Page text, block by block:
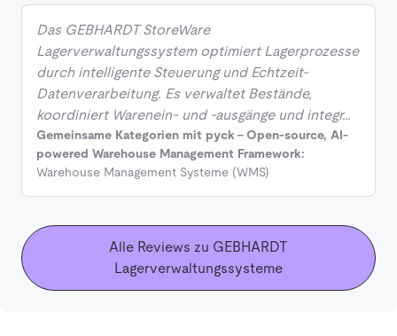
Das GEBHARDT StoreWare
Lagerverwaltungssystem optimiert Lagerprozesse
durch intelligente Steuerung und Echtzeit-
Datenverarbeitung. Es verwaltet Bestände,
koordiniert Warenein- und -ausgänge und integr…
Gemeinsame Kategorien mit pyck - Open-source, AI-
powered Warehouse Management Framework:
Warehouse Management Systeme (WMS)
Alle Reviews zu GEBHARDT
Lagerverwaltungssysteme